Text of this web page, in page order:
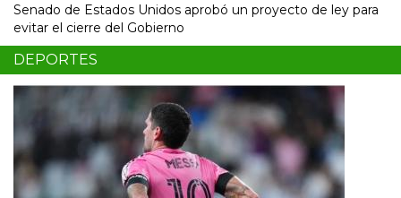
Senado de Estados Unidos aprobó un proyecto de ley para
evitar el cierre del Gobierno
DEPORTES